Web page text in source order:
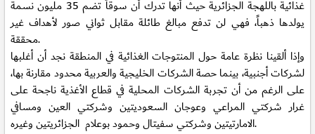
غذائية باللهجة الجزائرية حيث أنها تدرك أن سوقاً تضم 35 مليون نسمة
يولدها ذهباً، فهي لن تدفع مبالغ طائلة مقابل ثواني صور لأهداف غير
محققة.
وإذا ألقينا نظرة عامة حول المنتوجات الغذائية في المنطقة نجد أن أغلبها
لشركات أجنبية، بينما حصة الشركات الخليجية والعربية محدود مقارنة بها،
على الرغم من أن تجربة الشركات المحلية في قطاع الأغذية ناجحة على
غرار شركتي المراعي وعوجان السعوديتين وشركتي العين ومسافي
الامارتيتين وشركتي سفيتال وحمود بوعلام الجزائريتين وغيره.